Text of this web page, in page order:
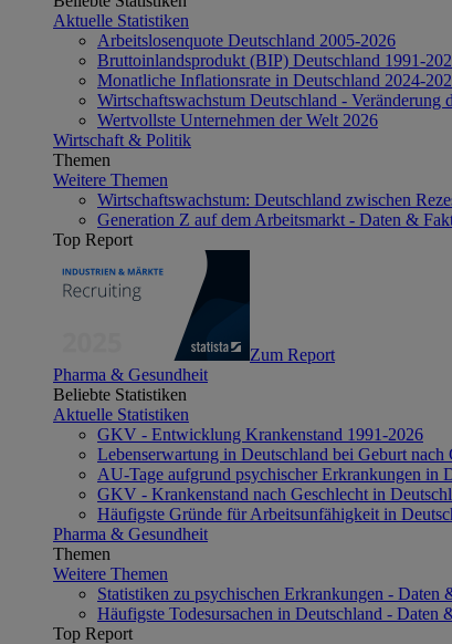
Aktuelle Statistiken
Arbeitslosenquote Deutschland 2005-2026
Bruttoinlandsprodukt (BIP) Deutschland 1991-
Monatliche Inflationsrate in Deutschland 2024-
Wirtschaftswachstum Deutschland - Veränderung
Wertvollste Unternehmen der Welt 2026
Wirtschaft & Politik
Themen
Weitere Themen
Wirtschaftswachstum: Deutschland zwischen
Generation Z auf dem Arbeitsmarkt - Daten &
Top Report
Zum Report
Pharma & Gesundheit
Beliebte Statistiken
Aktuelle Statistiken
GKV - Entwicklung Krankenstand 1991-2026
Lebenserwartung in Deutschland bei Geburt nach
AU-Tage aufgrund psychischer Erkrankungen in
GKV - Krankenstand nach Geschlecht in
Häufigste Gründe für Arbeitsunfähigkeit in
Pharma & Gesundheit
Themen
Weitere Themen
Statistiken zu psychischen Erkrankungen - Daten
Häufigste Todesursachen in Deutschland - Daten
Top Report